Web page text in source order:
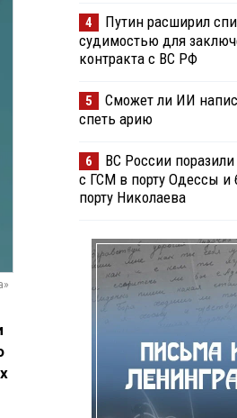
4
Путин расширил
судимостью для
контракта с ВС РФ
5
Сможет ли ИИ
спеть арию
6
ВС России
с ГСМ в порту Одессы и
порту Николаева